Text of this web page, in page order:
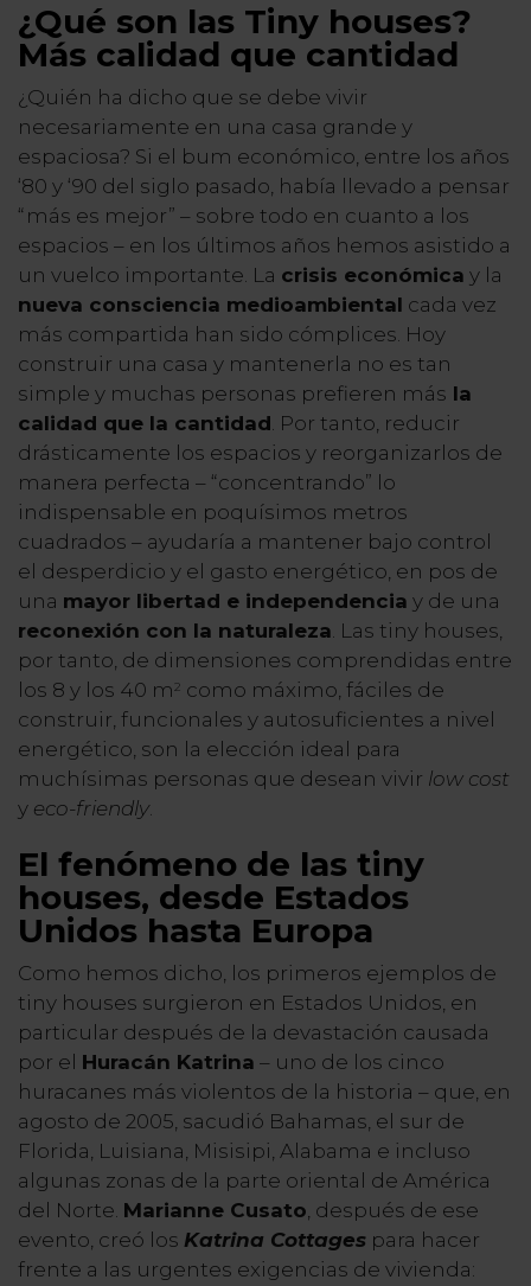
¿Qué son las Tiny houses?
Más calidad que cantidad
¿Quién ha dicho que se debe vivir
necesariamente en una casa grande y
espaciosa? Si el bum económico, entre los años
‘80 y ‘90 del siglo pasado, había llevado a pensar
“más es mejor” – sobre todo en cuanto a los
espacios – en los últimos años hemos asistido a
un vuelco importante. La crisis económica y la
nueva consciencia medioambiental cada vez
más compartida han sido cómplices. Hoy
construir una casa y mantenerla no es tan
simple y muchas personas prefieren más la
calidad que la cantidad. Por tanto, reducir
drásticamente los espacios y reorganizarlos de
manera perfecta – “concentrando” lo
indispensable en poquísimos metros
cuadrados – ayudaría a mantener bajo control
el desperdicio y el gasto energético, en pos de
una mayor libertad e independencia y de una
reconexión con la naturaleza. Las tiny houses,
por tanto, de dimensiones comprendidas entre
los 8 y los 40 m2 como máximo, fáciles de
construir, funcionales y autosuficientes a nivel
energético, son la elección ideal para
muchísimas personas que desean vivir low cost
y eco-friendly.
El fenómeno de las tiny
houses, desde Estados
Unidos hasta Europa
Como hemos dicho, los primeros ejemplos de
tiny houses surgieron en Estados Unidos, en
particular después de la devastación causada
por el Huracán Katrina – uno de los cinco
huracanes más violentos de la historia – que, en
agosto de 2005, sacudió Bahamas, el sur de
Florida, Luisiana, Misisipi, Alabama e incluso
algunas zonas de la parte oriental de América
del Norte. Marianne Cusato, después de ese
evento, creó los Katrina Cottages para hacer
frente a las urgentes exigencias de vivienda: